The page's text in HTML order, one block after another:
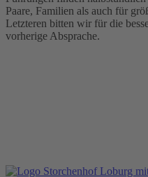
Paare, Familien als auch für
Letzteren bitten wir für die
vorherige Absprache.